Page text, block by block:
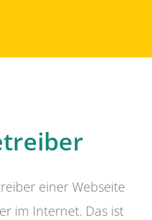
einer Webseite
im Internet. Das ist